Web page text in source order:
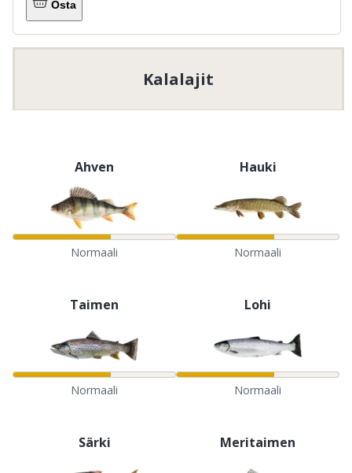
Osta
Kalalajit
Ahven
Normaali
Hauki
Normaali
Taimen
Normaali
Lohi
Normaali
Särki Meritaimen